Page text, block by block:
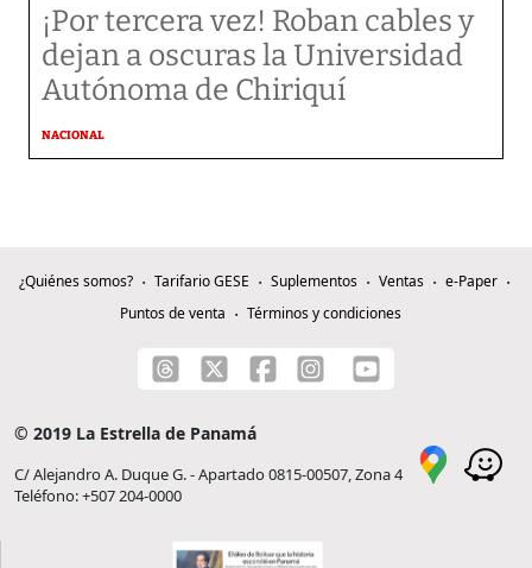
¡Por tercera vez! Roban cables y
dejan a oscuras la Universidad
Autónoma de Chiriquí
NACIONAL
¿Quiénes somos? Tarifario GESE Suplementos Ventas
e-Paper
Puntos de venta
Términos y condiciones
© 2019 La Estrella de Panamá
C/ Alejandro A. Duque G. - Apartado 0815-00507, Zona 4
Teléfono: +507 204-0000